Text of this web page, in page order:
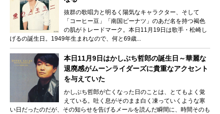
抜群の歌唱力と明るく陽気なキャラクター、そして
「コーヒー豆」「南国ピーナツ」のあだ名を持つ褐色
の肌がトレードマーク。本日11月19日は歌手・松崎し
げるの誕生日。1949年生まれなので、何と69歳...
本日11月9日はかしぶち哲郎の誕生日～華麗な
退廃感がムーンライダーズに貴重なアクセント
を与えていた
かしぶち哲郎が亡くなった日のことは、とてもよく覚
えている。吐く息がそのまま白く凍っていくような寒
い日だったのだが、その知らせを告げるメールを読んだ瞬間に、時間そのも